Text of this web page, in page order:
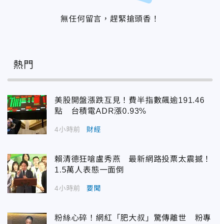
無任何留言，趕緊搶頭香！
熱門
美股開盤漲跌互見！費半指數飆逾191.46
點 台積電ADR漲0.93%
4小時前 財經
賴清德狂嗆盧秀燕 最新網路投票太震撼！
1.5萬人表態一面倒
4小時前 要聞
粉絲心碎！網紅「肥大叔」驚傳離世 粉專